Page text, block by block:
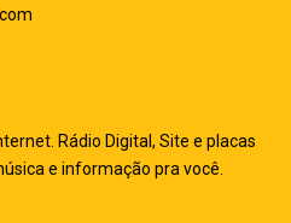
Rádio Digital, Site e placas
e informação pra você.